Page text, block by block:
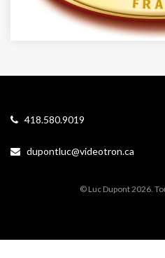
418.580.9019
dupontluc@videotron.ca
© Luc Dupont 2026.